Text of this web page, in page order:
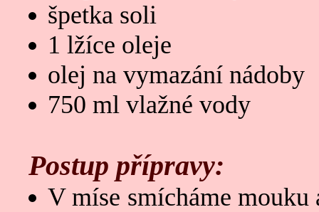
špetka soli
1 lžíce oleje
olej na vymazání nádoby
750 ml vlažné vody
Postup přípravy:
V míse smícháme